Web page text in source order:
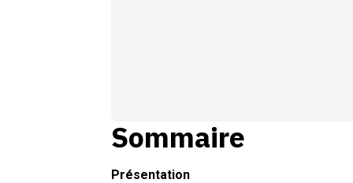
Sommaire
Présentation